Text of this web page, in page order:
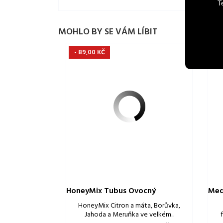
MOHLO BY SE VÁM LÍBIT
HoneyMix Tubus Ovocný
HoneyMix Citron a máta, Borůvka,
Jahoda a Meruňka ve velkém...
- 89,00 KČ